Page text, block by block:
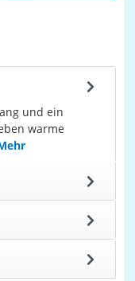
und ein
warme